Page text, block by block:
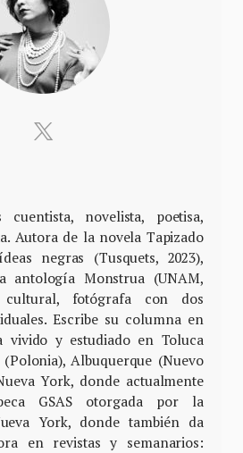
cuentista, novelista, poetisa,
Autora de la novela Tapizado
negras (Tusquets, 2023),
antología Monstrua (UNAM,
cultural, fotógrafa con dos
Escribe su columna en
vivido y estudiado en Toluca
(Polonia), Albuquerque (Nuevo
York, donde actualmente
GSAS otorgada por la
York, donde también da
en revistas y semanarios: